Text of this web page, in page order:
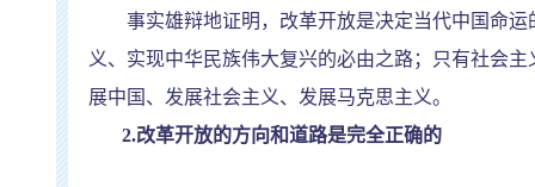
事实雄辩地证明，改革开放是决定当代中国命运
义、实现中华民族伟大复兴的必由之路；只有社会
展中国、发展社会主义、发展马克思主义。
2.改革开放的方向和道路是完全正确的